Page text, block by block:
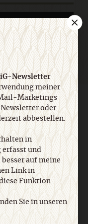
Jetzt anmelden
Barrierefreiheit
kündigen
Newsletter
meiner
Marketings
Newsletter oder
abbestellen.
in
und
auf meine
Link in
Funktion
Sie in unseren